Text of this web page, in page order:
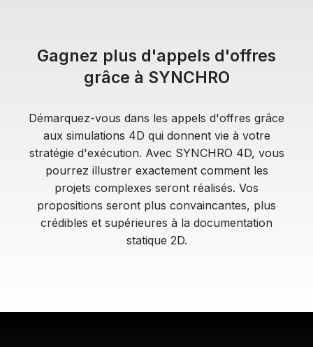
Gagnez plus d'appels d'offres
grâce à SYNCHRO
Démarquez-vous dans les appels d'offres grâce
aux simulations 4D qui donnent vie à votre
stratégie d'exécution. Avec SYNCHRO 4D, vous
pourrez illustrer exactement comment les
projets complexes seront réalisés. Vos
propositions seront plus convaincantes, plus
crédibles et supérieures à la documentation
statique 2D.
L
A
Y